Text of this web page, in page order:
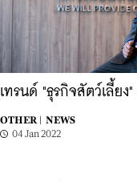
เทรนด์ "ธุรกิจสัตว์เลี้ย
OTHER |
NEWS
04 Jan 2022